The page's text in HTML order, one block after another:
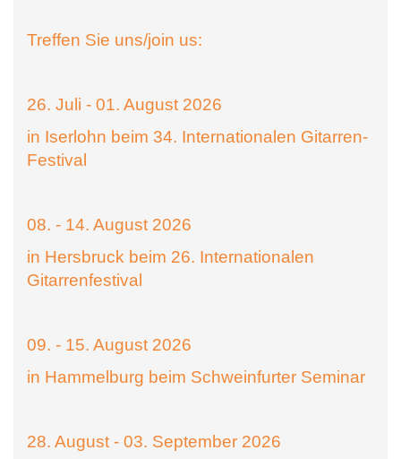
Treffen Sie uns/join us:
26. Juli - 01. August 2026
in Iserlohn beim 34. Internationalen Gitarren-
Festival
08. - 14. August 2026
in Hersbruck beim 26. Internationalen
Gitarrenfestival
09. - 15. August 2026
in Hammelburg beim Schweinfurter Seminar
28. August - 03. September 2026